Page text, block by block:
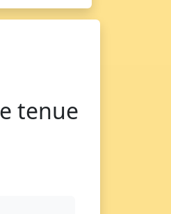
tenue